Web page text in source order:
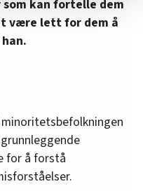
du bruker
samarbeidspartnere
Disse er angitt i
kan fortelle dem
være lett for dem å
for å forstå